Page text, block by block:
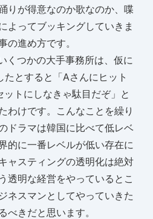
りが得意なのか歌なのか、喋
よってブッキングしていきま
の進め方です。
くつかの大手事務所は、仮に
とすると「Aさんにヒット
トにしなきゃ駄目だぞ」と
わけです。こんなことを繰り
ドラマは韓国に比べて低レベ
的に一番レベルが低い存在に
ャスティングの透明化は絶対
透明な経営をやっているとこ
ネスマンとしてやっていきた
べきだと思います。